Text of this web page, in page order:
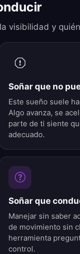
visibilidad y
Soñar que no
Este sueño suele
Algo avanza, se
parte de ti siente
adecuado.
Soñar que
Manejar sin saber
de movimiento sin
herramienta
control.